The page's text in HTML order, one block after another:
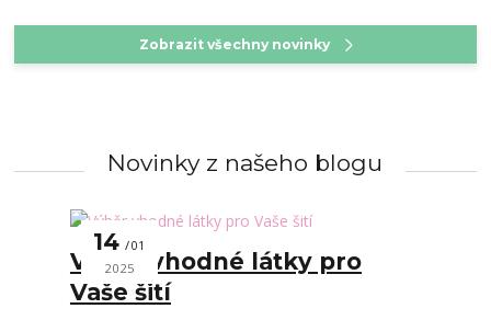
Zobrazit všechny novinky
Novinky z našeho blogu
14 01
2025
Výběr vhodné látky pro
Vaše šití